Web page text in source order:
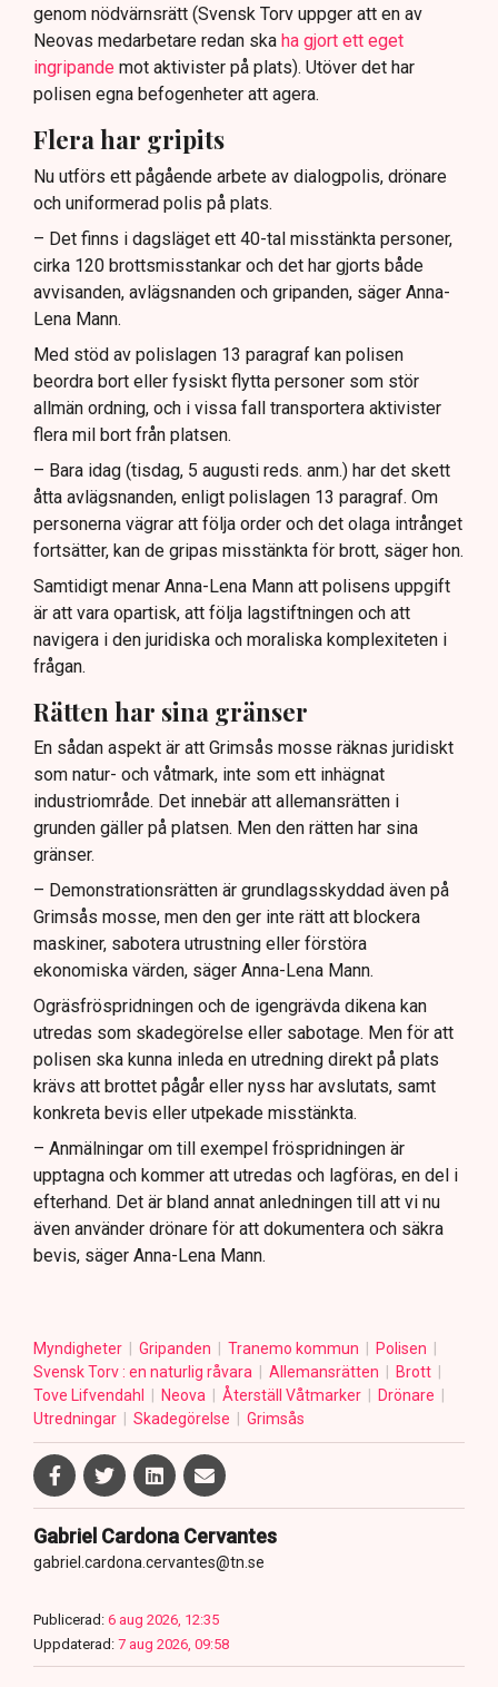
genom nödvärnsrätt (Svensk Torv uppger att en av
Neovas medarbetare redan ska ha gjort ett eget
ingripande mot aktivister på plats). Utöver det har
polisen egna befogenheter att agera.
Flera har gripits
Nu utförs ett pågående arbete av dialogpolis, drönare
och uniformerad polis på plats.
– Det finns i dagsläget ett 40-tal misstänkta personer,
cirka 120 brottsmisstankar och det har gjorts både
avvisanden, avlägsnanden och gripanden, säger Anna-
Lena Mann.
Med stöd av polislagen 13 paragraf kan polisen
beordra bort eller fysiskt flytta personer som stör
allmän ordning, och i vissa fall transportera aktivister
flera mil bort från platsen.
– Bara idag (tisdag, 5 augusti reds. anm.) har det skett
åtta avlägsnanden, enligt polislagen 13 paragraf. Om
personerna vägrar att följa order och det olaga intrånget
fortsätter, kan de gripas misstänkta för brott, säger hon.
Samtidigt menar Anna-Lena Mann att polisens uppgift
är att vara opartisk, att följa lagstiftningen och att
navigera i den juridiska och moraliska komplexiteten i
frågan.
Rätten har sina gränser
En sådan aspekt är att Grimsås mosse räknas juridiskt
som natur- och våtmark, inte som ett inhägnat
industriområde. Det innebär att allemansrätten i
grunden gäller på platsen. Men den rätten har sina
gränser.
– Demonstrationsrätten är grundlagsskyddad även på
Grimsås mosse, men den ger inte rätt att blockera
maskiner, sabotera utrustning eller förstöra
ekonomiska värden, säger Anna-Lena Mann.
Ogräsfröspridningen och de igengrävda dikena kan
utredas som skadegörelse eller sabotage. Men för att
polisen ska kunna inleda en utredning direkt på plats
krävs att brottet pågår eller nyss har avslutats, samt
konkreta bevis eller utpekade misstänkta.
– Anmälningar om till exempel fröspridningen är
upptagna och kommer att utredas och lagföras, en del i
efterhand. Det är bland annat anledningen till att vi nu
även använder drönare för att dokumentera och säkra
bevis, säger Anna-Lena Mann.
Myndigheter Gripanden Tranemo kommun
Polisen
Svensk Torv : en naturlig råvara
Allemansrätten
Brott
Tove Lifvendahl
Neova Återställ Våtmarker
Drönare
Utredningar
Skadegörelse Grimsås
Gabriel Cardona Cervantes
gabriel.cardona.cervantes@tn.se
Publicerad: 6 aug 2026, 12:35
Uppdaterad: 7 aug 2026, 09:58